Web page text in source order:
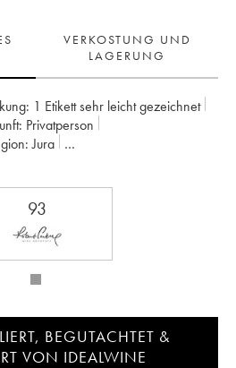
VERKOSTUNG UND
LAGERUNG
1 Etikett sehr leicht gezeichnet
privatperson
Jura
93
BEGUTACHTET &
VON IDEALWINE